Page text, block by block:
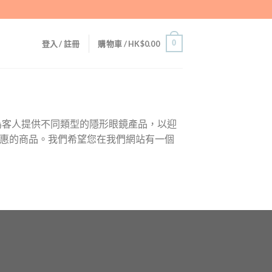
登入 / 註冊 購物車 /HK$0.00 0
人提供不同類型的隱形眼鏡產品，以迎
的商品。我們希望您在我們網站有一個